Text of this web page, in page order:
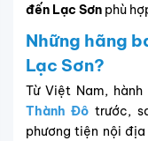
đến Lạc Sơnphù
Những hãng
Lạc Sơn?
Từ Việt Nam,
Thành Đô trước,
phương tiện nội